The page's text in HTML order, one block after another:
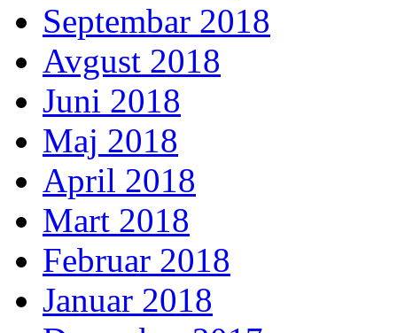
Septembar 2018
Avgust 2018
Juni 2018
Maj 2018
April 2018
Mart 2018
Februar 2018
Januar 2018